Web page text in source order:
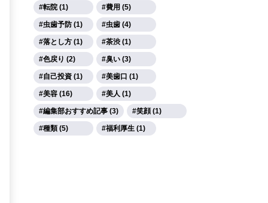
転院 (1) 費用 (5)
虫歯予防 (1) 虫歯 (4)
落とし方 (1) 茶渋 (1)
色戻り (2) 臭い (3)
自己投資 (1) 美歯口 (1)
美容 (16) 美人 (1)
編集部おすすめ記事 (3) 笑顔 (1)
種類 (5) 福利厚生 (1)